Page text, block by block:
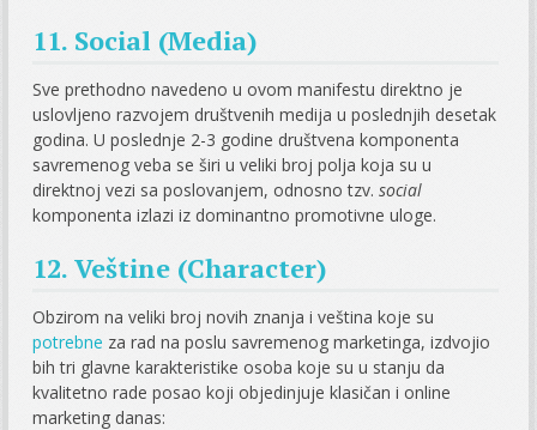
11. Social (Media)
Sve prethodno navedeno u ovom manifestu direktno je
uslovljeno razvojem društvenih medija u poslednjih desetak
godina. U poslednje 2-3 godine društvena komponenta
savremenog veba se širi u veliki broj polja koja su u
direktnoj vezi sa poslovanjem, odnosno tzv.social
komponenta izlazi iz dominantno promotivne uloge.
12. Veštine (Character)
Obzirom na veliki broj novih znanja i veština koje su
potrebne za rad na poslu savremenog marketinga, izdvojio
bih tri glavne karakteristike osoba koje su u stanju da
kvalitetno rade posao koji objedinjuje klasičan i online
marketing danas: